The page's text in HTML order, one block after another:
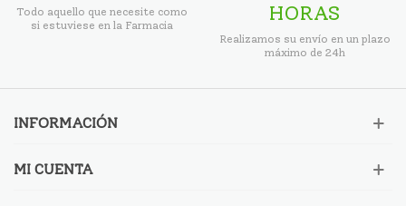
Todo aquello que necesite como
si estuviese en la Farmacia
HORAS
Realizamos su envío en un plazo
máximo de 24h
INFORMACIÓN
MI CUENTA